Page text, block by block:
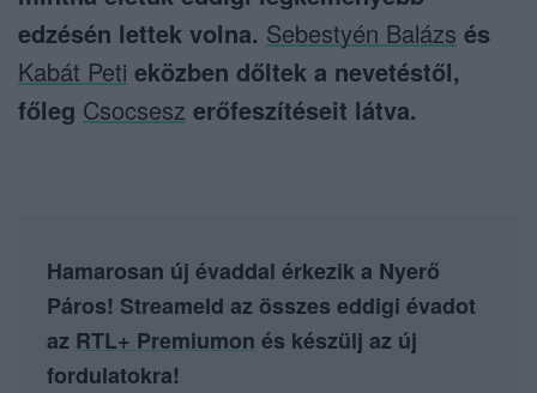
edzésén lettek volna. Sebestyén Balázs és
Kabát Peti eközben dőltek a nevetéstől,
főleg Csocsesz erőfeszítéseit látva.
Hamarosan új évaddal érkezik a Nyerő
Páros! Streameld az összes eddigi évadot
az RTL+ Premiumon és készülj az új
fordulatokra!